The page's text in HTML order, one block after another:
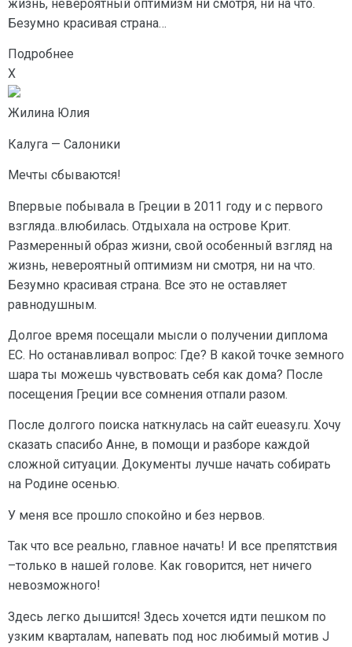
жизнь, невероятный оптимизм ни смотря, ни на что.
Безумно красивая страна…
Подробнее
X
Жилина Юлия
Калуга — Салоники
Мечты сбываются!
Впервые побывала в Греции в 2011 году и с первого
взгляда..влюбилась. Отдыхала на острове Крит.
Размеренный образ жизни, свой особенный взгляд на
жизнь, невероятный оптимизм ни смотря, ни на что.
Безумно красивая страна. Все это не оставляет
равнодушным.
Долгое время посещали мысли о получении диплома
ЕС. Но останавливал вопрос: Где? В какой точке земного
шара ты можешь чувствовать себя как дома? После
посещения Греции все сомнения отпали разом.
После долгого поиска наткнулась на сайт eueasy.ru. Хочу
сказать спасибо Анне, в помощи и разборе каждой
сложной ситуации. Документы лучше начать собирать
на Родине осенью.
У меня все прошло спокойно и без нервов.
Так что все реально, главное начать! И все препятствия
–только в нашей голове. Как говорится, нет ничего
невозможного!
Здесь легко дышится! Здесь хочется идти пешком по
узким кварталам, напевать под нос любимый мотив J